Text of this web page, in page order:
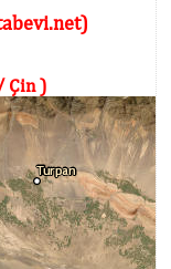
Çin )